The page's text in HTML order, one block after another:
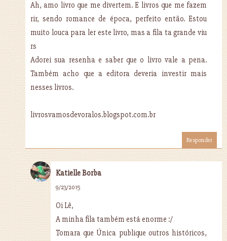
Ah, amo livro que me divertem. E livros que me fazem
rir, sendo romance de época, perfeito então. Estou
muito louca para ler este livro, mas a fila ta grande viu
rs
Adorei sua resenha e saber que o livro vale a pena.
Também acho que a editora deveria investir mais
nesses livros.
livrosvamosdevoralos.blogspot.com.br
Responder
Katielle Borba
9/23/2015
Oi Lê,
A minha fila também está enorme :/
Tomara que Única publique outros históricos,